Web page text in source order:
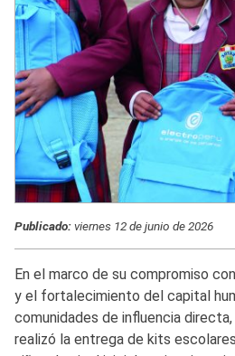
Publicado:viernes 12 de junio de 2026
En el marco de su compromiso
y el fortalecimiento del capital
comunidades de influencia directa,
realizó la entrega de kits